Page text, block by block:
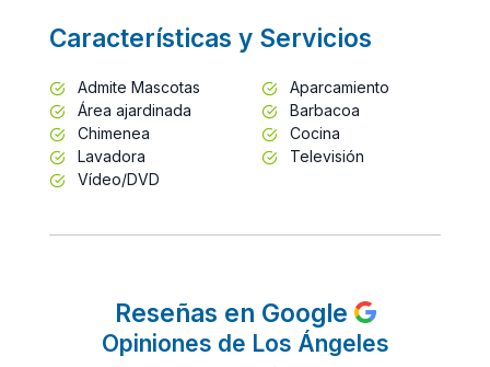
Características y Servicios
Admite Mascotas
Aparcamiento
Área ajardinada
Barbacoa
Chimenea
Cocina
Lavadora
Televisión
Vídeo/DVD
Reseñas en Google
Opiniones de Los Ángeles